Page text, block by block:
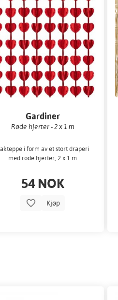
Gardiner
Røde hjerter - 2 x 1 m
i form av et stort draperi
med røde hjerter, 2 x 1 m
54 NOK
Kjøp